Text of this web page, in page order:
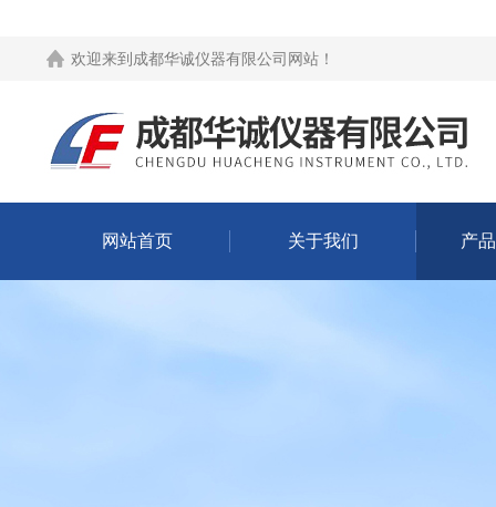
欢迎来到 成都华诚仪器有限公司网站 ！
网站首页 关于我们 产